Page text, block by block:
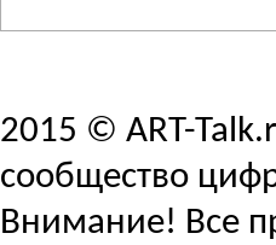
2015 © ART-
сообщество
Внимание! Все